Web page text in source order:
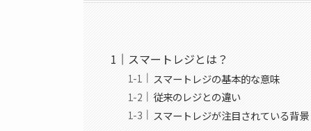
スマートレジとは？
スマートレジの基本的な意味
従来のレジとの違い
スマートレジが注目されている背景